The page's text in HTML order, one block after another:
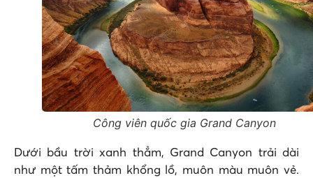
Công viên quốc gia Grand Canyon
Dưới bầu trời xanh thẳm, Grand Canyon trải dài
như một tấm thảm khổng lồ, muôn màu muôn vẻ.